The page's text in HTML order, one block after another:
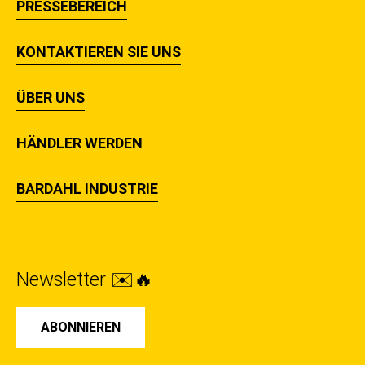
PRESSEBEREICH
KONTAKTIEREN SIE UNS
ÜBER UNS
HÄNDLER WERDEN
BARDAHL INDUSTRIE
Newsletter ✉️🔥
ABONNIEREN